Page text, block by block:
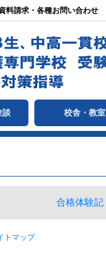
料請求・各種お問い合わせ
談 校舎・教室
合格体験記
トマップ